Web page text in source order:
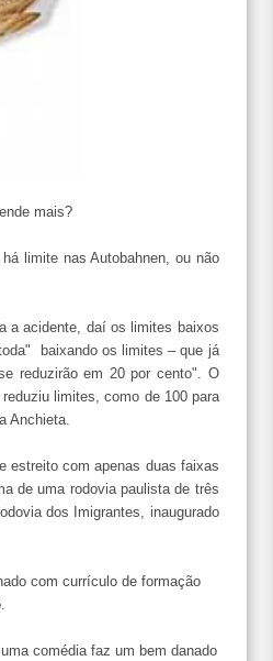
mais?
limite nas Autobahnen, ou não
a acidente, daí os limites baixos
baixando os limites – que já
reduzirão em 20 por cento". O
limites, como de 100 para
Anchieta.
estreito com apenas duas faixas
de uma rodovia paulista de três
dos Imigrantes, inaugurado
com currículo de formação
comédia faz um bem danado